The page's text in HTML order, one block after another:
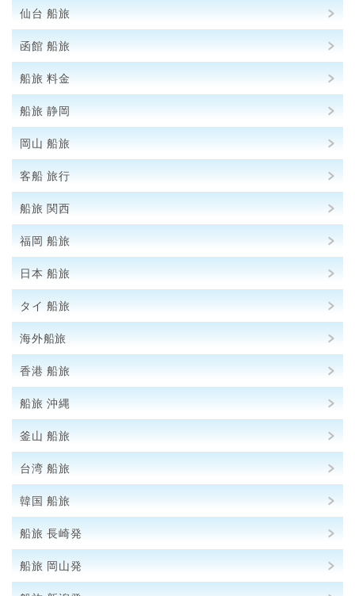
仙台 船旅
函館 船旅
船旅 料金
船旅 静岡
岡山 船旅
客船 旅行
船旅 関西
福岡 船旅
日本 船旅
タイ 船旅
海外船旅
香港 船旅
船旅 沖縄
釜山 船旅
台湾 船旅
韓国 船旅
船旅 長崎発
船旅 岡山発